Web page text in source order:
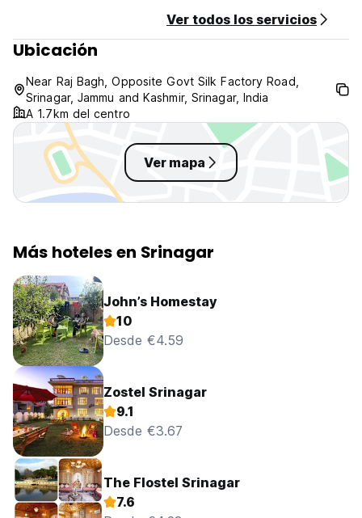
Ver todos los servicios
Ubicación
Near Raj Bagh, Opposite Govt Silk Factory Road,
Srinagar, Jammu and Kashmir, Srinagar, India
A 1.7km del centro
Ver mapa
Más hoteles en Srinagar
John’s Homestay
10
Desde €4.59
Zostel Srinagar
9.1
Desde €3.67
The Flostel Srinagar
7.6